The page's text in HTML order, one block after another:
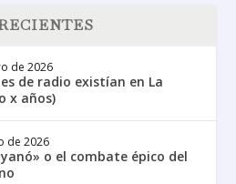
de 2026
de radio existían en La
x años)
de 2026
o el combate épico del